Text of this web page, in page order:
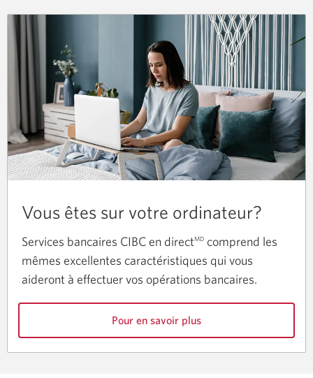
Vous êtes sur votre ordinateur?
Services bancaires CIBC en directMD comprend les
mêmes excellentes caractéristiques qui vous
aideront à effectuer vos opérations bancaires.
Pour en savoir plus